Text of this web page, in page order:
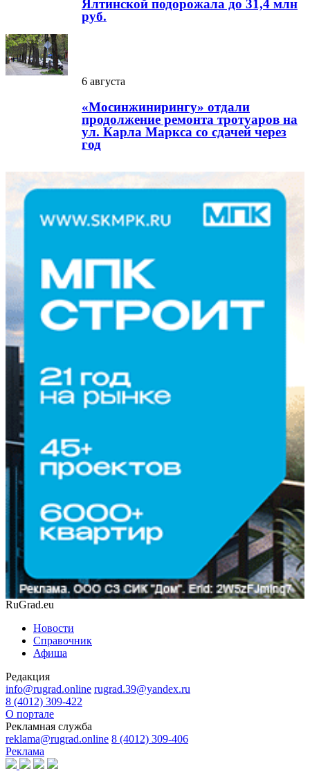
Ялтинской подорожала до 31,4 млн
руб.
6 августа
«Мосинжинирингу» отдали
продолжение ремонта тротуаров на
ул. Карла Маркса со сдачей через
год
RuGrad.eu
Новости
Справочник
Афиша
Редакция
info@rugrad.online rugrad.39@yandex.ru
8 (4012) 309-422
О портале
Рекламная служба
reklama@rugrad.online 8 (4012) 309-406
Реклама